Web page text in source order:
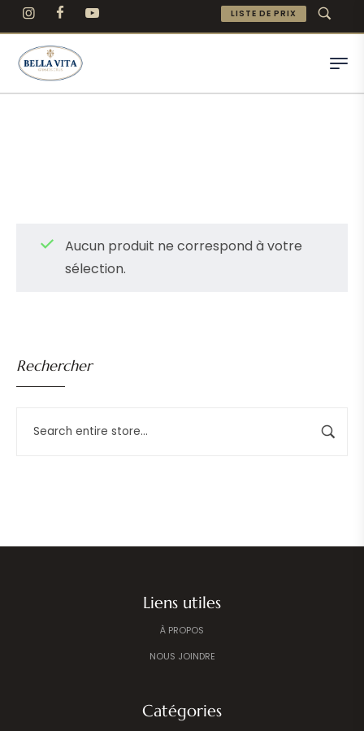
LISTE DE PRIX
Rechercher
Aucun produit ne correspond à votre
sélection.
Liens utiles
À PROPOS
NOUS JOINDRE
Catégories